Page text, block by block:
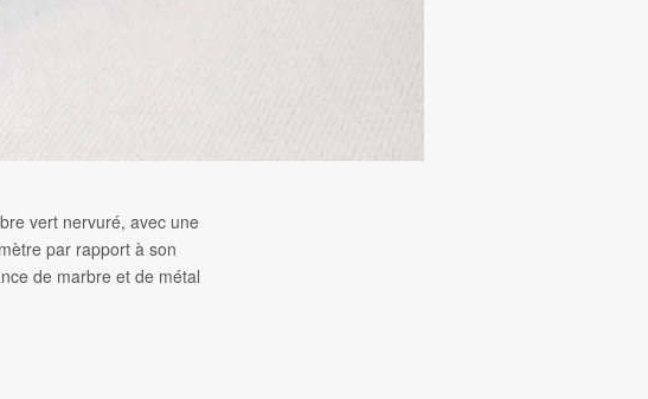
vert nervuré, avec une
par rapport à son
de marbre et de métal